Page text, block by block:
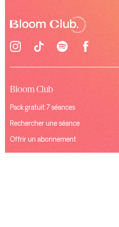
Bloom Club
Pack gratuit 7 séances
Rechercher une séance
Offrir un abonnement